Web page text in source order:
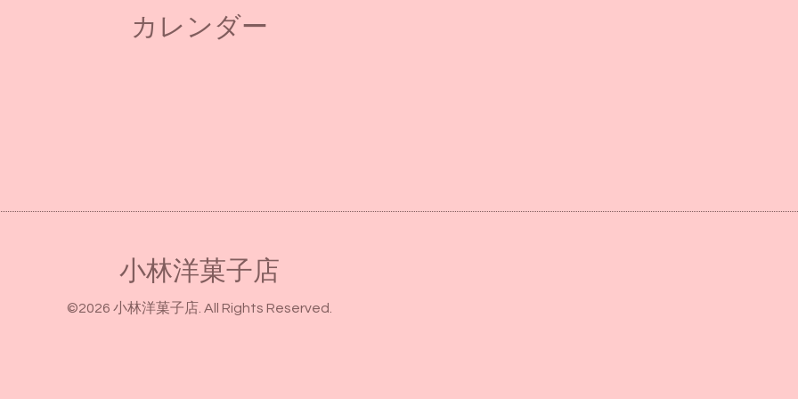
カレンダー
小林洋菓子店
©2026 小林洋菓子店. All Rights Reserved.